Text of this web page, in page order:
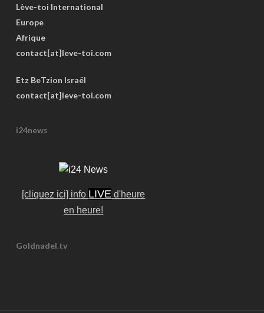
Lève-toi International
Europe
Afrique
contact[at]leve-toi.com
Etz BeTzion Israël
contact[at]leve-toi.com
i24news
[cliquez ici] info LIVE d'heure
en heure!
Goldnadel.tv